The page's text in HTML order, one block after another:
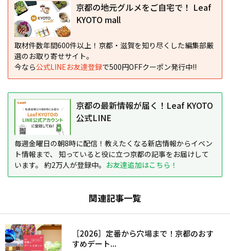
京都の地元グルメをご自宅で！ Leaf
KYOTO mall
取材件数年間600件以上！京都・滋賀を知り尽くした編集部厳
選のお取り寄せサイト。
今なら公式LINEお友達登録で500円OFFクーポン発行中!!
京都の最新情報が届く！Leaf KYOTO
公式LINE
毎週金曜日の朝8時に配信！教えたくなる新店情報からイベン
ト情報まで、 知っていると役に立つ京都の記事をお届けして
います。 約2万人が登録中。 お友達追加はこちら！
関連記事一覧
［2026］定番から穴場まで！京都のおす
すめデート...